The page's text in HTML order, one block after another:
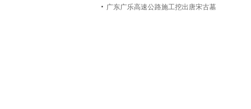
广东广乐高速公路施工挖出唐宋古墓